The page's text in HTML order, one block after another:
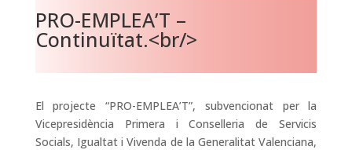
PRO-EMPLEA’T –
Continuïtat.<br/>
El projecte “PRO-EMPLEA’T”, subvencionat per la
Vicepresidència Primera i Conselleria de Servicis
Socials, Igualtat i Vivenda de la Generalitat Valenciana,